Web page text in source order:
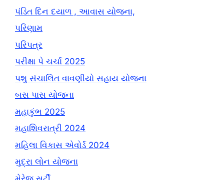
પંડિત દિન દયાળ , આવાસ યોજના,
પરિણામ
પરિપત્ર
પરીક્ષા પે ચર્ચા 2025
પશુ સંચાલિત વાવણીયો સહાય યોજના
બસ પાસ યોજના
મહાકુંભ 2025
મહાશિવરાત્રી 2024
મહિલા વિકાસ એવોર્ડ 2024
મુદ્રા લોન યોજના